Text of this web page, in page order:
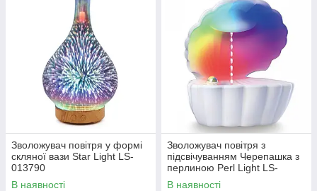
Зволожувач повітря у формі
скляної вази Star Light LS-
013790
В наявності
Зволожувач повітря з
підсвічуванням Черепашка з
перлиною Perl Light LS-
014047
В наявності